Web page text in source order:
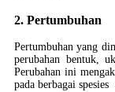
2. Pertumbuhan
Pertumbuhan yang
perubahan bentuk,
Perubahan ini
pada berbagai